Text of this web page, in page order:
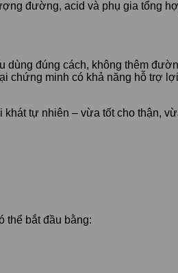
đường, acid và phụ gia tổng
dùng đúng cách, không thêm
chứng minh có khả năng hỗ trợ
tự nhiên – vừa tốt cho thận,
thể bắt đầu bằng: